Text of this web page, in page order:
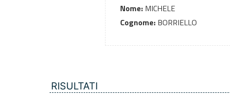
Nome: MICHELE
Cognome: BORRIELLO
RISULTATI